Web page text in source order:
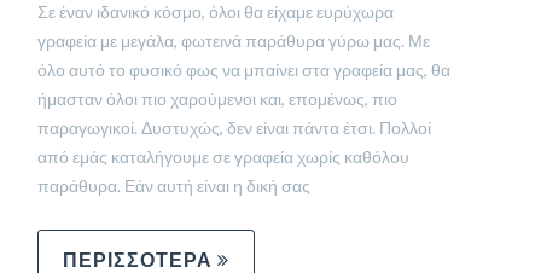
Σε έναν ιδανικό κόσμο, όλοι θα είχαμε ευρύχωρα
γραφεία με μεγάλα, φωτεινά παράθυρα γύρω μας. Με
όλο αυτό το φυσικό φως να μπαίνει στα γραφεία μας, θα
ήμασταν όλοι πιο χαρούμενοι και, επομένως, πιο
παραγωγικοί. Δυστυχώς, δεν είναι πάντα έτσι. Πολλοί
από εμάς καταλήγουμε σε γραφεία χωρίς καθόλου
παράθυρα. Εάν αυτή είναι η δική σας
ΠΕΡΙΣΣΟΤΕΡΑ